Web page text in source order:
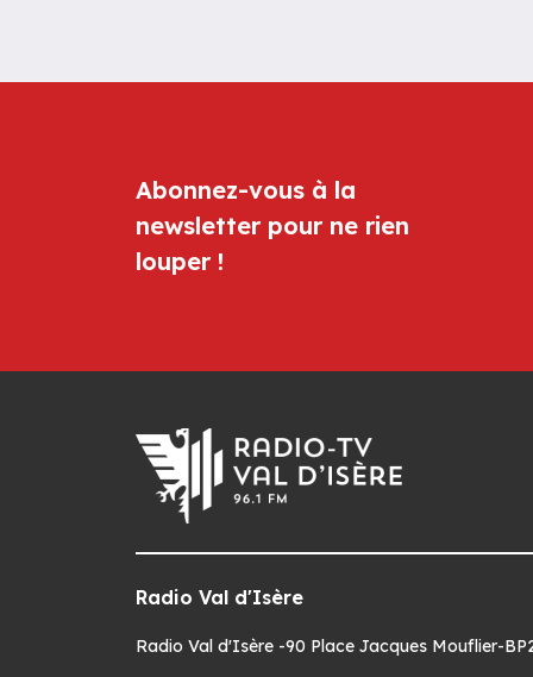
Abonnez-vous à la
newsletter pour ne rien
louper !
Radio Val d'Isère
Radio Val d'Isère -90 Place Jacques Mouflier-